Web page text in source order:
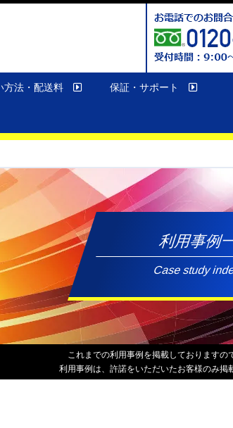
方法・配送料 保証・サポート
利用事例
Case study
これまでの利用事例を掲載しておりますの
利用事例は、許諾をいただいたお客様のみ掲